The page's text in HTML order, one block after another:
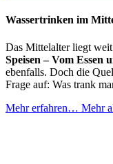
Wassertrinken im
Das Mittelalter liegt
Speisen – Vom
ebenfalls. Doch die
Frage auf: Was trank
Mehr erfahren… Mehr